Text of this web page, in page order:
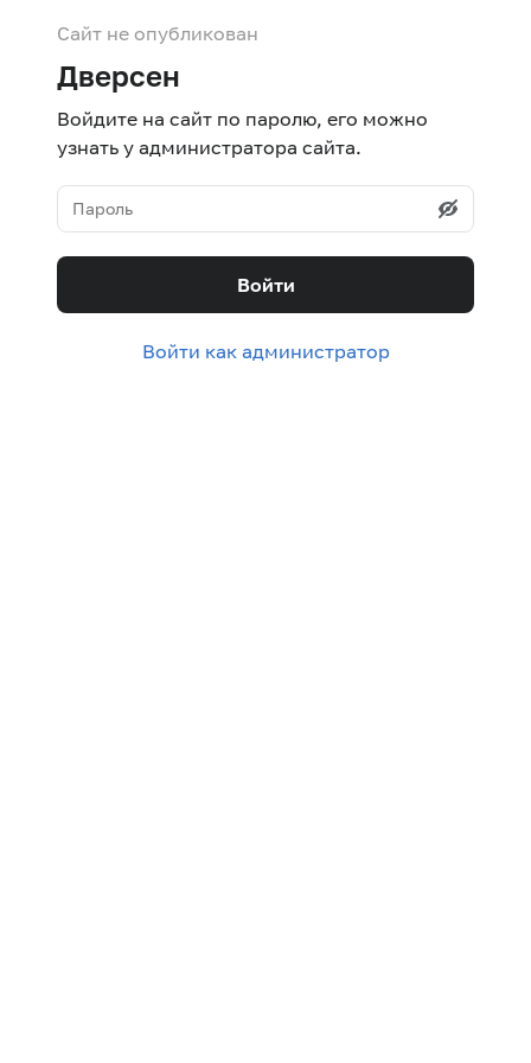
Сайт не опубликован
Дверсен
Войдите на сайт по паролю, его можно
узнать у администратора сайта.
Войти
Войти как администратор